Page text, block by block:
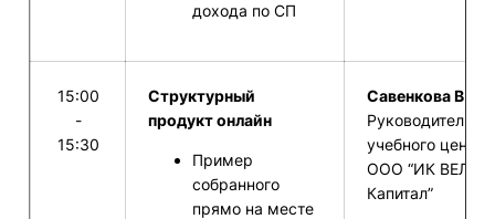
дохода по СП
15:00
-
15:30
Структурный
продукт онлайн
Пример
собранного
прямо на месте
Савенкова В.И. –
Руководитель
учебного центра
ООО “ИК ВЕЛЕС
Капитал”